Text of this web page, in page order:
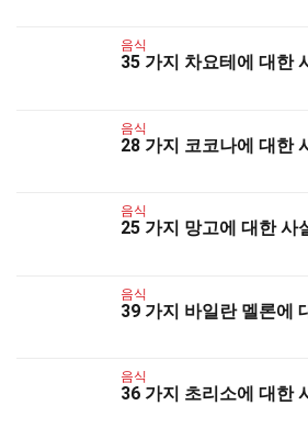
음식
35 가지 차요테에 대한
음식
28 가지 코코나에 대한
음식
25 가지 망고에 대한 사
음식
39 가지 바일란 멜론에
음식
36 가지 초리소에 대한